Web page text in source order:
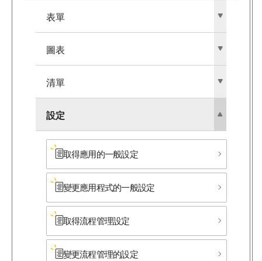
表單
圖表
清單
設定
取得應用的一般設定
變更應用程式的一般設定
取得流程管理設定
變更流程管理的設定